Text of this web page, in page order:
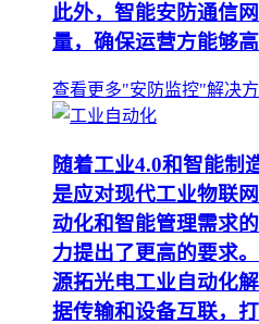
此外，智能安防通信
量，确保运营方能够
查看更多"安防监控"解决
随着工业4.0和智能制
是应对现代工业物联
动化和智能管理需求
力提出了更高的要求。
源拓光电工业自动化
据传输和设备互联，